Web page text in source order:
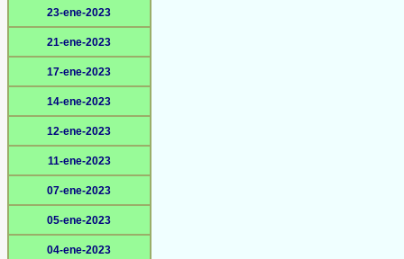
23-ene-2023
21-ene-2023
17-ene-2023
14-ene-2023
12-ene-2023
11-ene-2023
07-ene-2023
05-ene-2023
04-ene-2023